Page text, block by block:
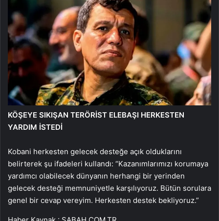
KÖŞEYE SIKIŞAN TERÖRİST ELEBAŞI HERKESTEN
YARDIM İSTEDİ
Kobani herkesten gelecek desteğe açık olduklarını
belirterek şu ifadeleri kullandı: “Kazanımlarımızı korumaya
yardımcı olabilecek dünyanın herhangi bir yerinden
gelecek desteği memnuniyetle karşılıyoruz. Bütün sorulara
genel bir cevap vereyim. Herkesten destek bekliyoruz.”